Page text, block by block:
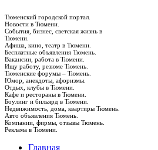
Тюменский городской портал.
Новости в Тюмени.
События, бизнес, светская жизнь в
Тюмени.
Афиша, кино, театр в Тюмени.
Бесплатные объявления Тюмень.
Вакансии, работа в Тюмени.
Ищу работу, резюме Тюмень.
Тюменские форумы – Тюмень.
Юмор, анекдоты, афоризмы.
Отдых, клубы в Тюмени.
Кафе и рестораны в Тюмени.
Боулинг и бильярд в Тюмени.
Недвижимость, дома, квартиры Тюмень.
Авто объявления Тюмень.
Компании, фирмы, отзывы Тюмень.
Реклама в Тюмени.
Главная